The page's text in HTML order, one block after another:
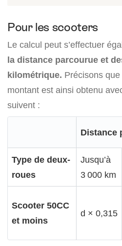
Pour les scooters
Le calcul peut s’effectuer
la distance parcourue et
kilométrique. Précisons
montant est ainsi obtenu
suivent :
Distance
Type de deux-
roues
Jusqu’à
3 000 km
Scooter 50CC
et moins
d × 0,315